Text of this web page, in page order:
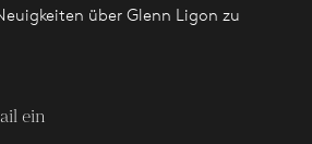
über Glenn Ligon zu
ein